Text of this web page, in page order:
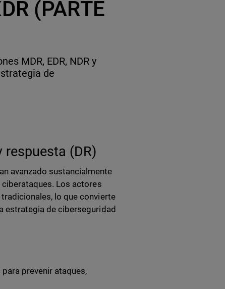
(PARTE
MDR, EDR, NDR y
de
(DR)
avanzado sustancialmente
Los actores
lo que convierte
estrategia de ciberseguridad
prevenir ataques,